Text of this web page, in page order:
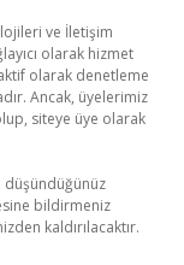
ve İletişim
olarak hizmet
olarak denetleme
Ancak, üyelerimiz
siteye üye olarak
düşündüğünüz
bildirmeniz
kaldırılacaktır.